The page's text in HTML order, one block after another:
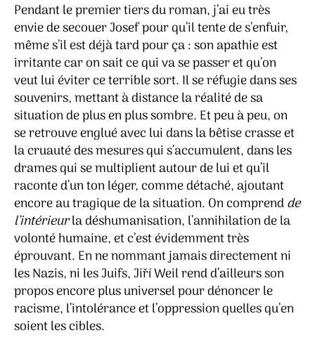
Pendant le premier tiers du roman, j’ai eu très
envie de secouer Josef pour qu’il tente de s’enfuir,
même s’il est déjà tard pour ça : son apathie est
irritante car on sait ce qui va se passer et qu’on
veut lui éviter ce terrible sort. Il se réfugie dans ses
souvenirs, mettant à distance la réalité de sa
situation de plus en plus sombre. Et peu à peu, on
se retrouve englué avec lui dans la bêtise crasse et
la cruauté des mesures qui s’accumulent, dans les
drames qui se multiplient autour de lui et qu’il
raconte d’un ton léger, comme détaché, ajoutant
encore au tragique de la situation. On comprendde
l’intérieurla déshumanisation, l’annihilation de la
volonté humaine, et c’est évidemment très
éprouvant. En ne nommant jamais directement ni
les Nazis, ni les Juifs, Jiří Weil rend d’ailleurs son
propos encore plus universel pour dénoncer le
racisme, l’intolérance et l’oppression quelles qu’en
soient les cibles.